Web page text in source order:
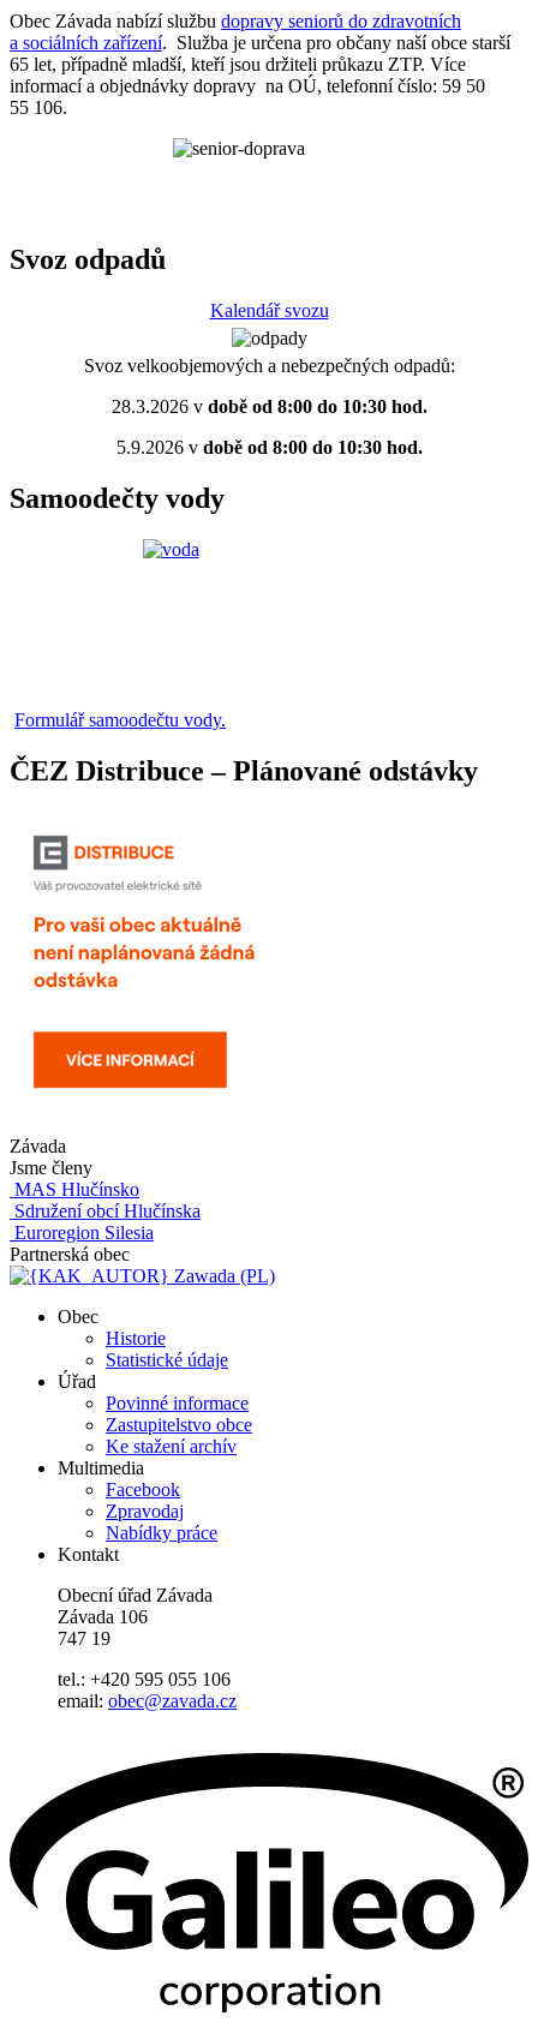
Obec Závada nabízí službu dopravy seniorů do zdravotních
a sociálních zařízení. Služba je určena pro občany naší obce starší
65 let, případně mladší, kteří jsou držiteli průkazu ZTP. Více
informací a objednávky dopravy na OÚ, telefonní číslo: 59 50
55 106.
Svoz odpadů
Kalendář svozu
Svoz velkoobjemových a nebezpečných odpadů:
28.3.2026 vdobě od 8:00 do 10:30 hod.
5.9.2026 vdobě od 8:00 do 10:30 hod.
Samoodečty vody
Formulář samoodečtu vody.
ČEZ Distribuce – Plánované odstávky
Závada
Jsme členy
MAS Hlučínsko
Sdružení obcí Hlučínska
Euroregion Silesia
Partnerská obec
Zawada (PL)
Obec
Historie
Statistické údaje
Úřad
Povinné informace
Zastupitelstvo obce
Ke stažení archív
Multimedia
Facebook
Zpravodaj
Nabídky práce
Kontakt
Obecní úřad Závada
Závada 106
747 19
tel.: +420 595 055 106
email: obec@zavada.cz